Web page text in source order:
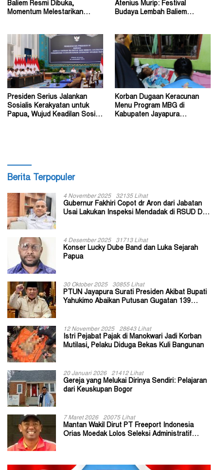
Baliem Resmi Dibuka,
Momentum Melestarikan
Atenius Murip: Festival
Budaya Lembah Baliem
Presiden Serius Jalankan
Sosialis Kerakyatan untuk
Papua, Wujud Keadilan Sosial
Korban Dugaan Keracunan
Menu Program MBG di
Kabupaten Jayapura
Berita Terpopuler
4 November 2025 32135 Lihat
Gubernur Fakhiri Copot dr Aron dari Jabatan
Usai Lakukan Inspeksi Mendadak di RSUD Dok
4 Desember 2025 31713 Lihat
Konser Lucky Dube Band dan Luka Sejarah
Papua
30 Oktober 2025 30855 Lihat
PTUN Jayapura Surati Presiden Akibat Bupati
Yahukimo Abaikan Putusan Gugatan 139
12 November 2025 28643 Lihat
Istri Pejabat Pajak di Manokwari Jadi Korban
Mutilasi, Pelaku Diduga Bekas Kuli Bangunan
20 Januari 2026 21412 Lihat
Gereja yang Melukai Dirinya Sendiri: Pelajaran
dari Keuskupan Bogor
7 Maret 2026 20075 Lihat
Mantan Wakil Dirut PT Freeport Indonesia
Orias Moedak Lolos Seleksi Administratif